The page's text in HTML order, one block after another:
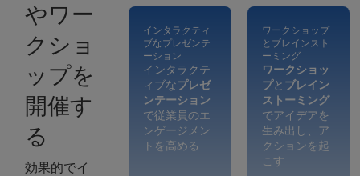
やワー
クショ
ップを
開催す
る
効果的でイ
インタラクティ
ブなプレゼンテ
ーション
インタラクテ
ィブなプレゼ
ンテーション
で従業員のエ
ンゲージメン
トを高める
ワークショップ
とブレインスト
ーミング
ワークショッ
プと ブレイン
ストーミング
でアイデアを
生み出し、ア
クションを起
こす